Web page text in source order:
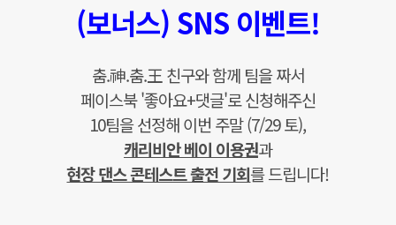
(보너스) SNS 이벤트!
춤.神.춤.王 친구와 함께 팀을 짜서
페이스북 '좋아요+댓글'로 신청해주신
10팀을 선정해이번 주말 (7/29 토),
캐리비안 베이 이용권과
현장 댄스 콘테스트 출전 기회를드립니다!